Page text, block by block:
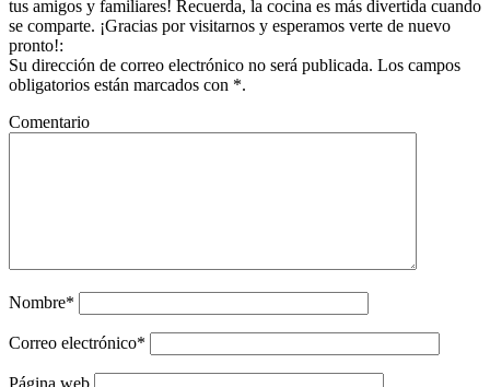
tus amigos y familiares! Recuerda, la cocina es más divertida cuando
se comparte. ¡Gracias por visitarnos y esperamos verte de nuevo
pronto!:
Su dirección de correo electrónico no será publicada. Los campos
obligatorios están marcados con *.
Comentario
Nombre*
Correo electrónico*